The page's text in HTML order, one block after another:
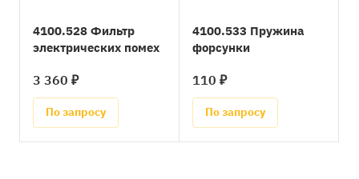
4100.528 Фильтр
электрических помех
3 360 ₽
По запросу
4100.533 Пружина
форсунки
110 ₽
По запросу